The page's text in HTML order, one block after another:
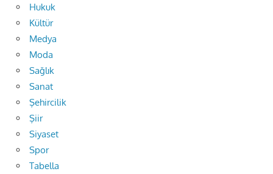
Hukuk
Kültür
Medya
Moda
Sağlık
Sanat
Şehircilik
Şiir
Siyaset
Spor
Tabella